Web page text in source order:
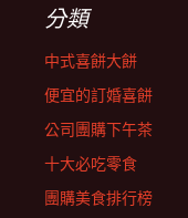
分類
中式喜餅大餅
便宜的訂婚喜餅
公司團購下午茶
十大必吃零食
團購美食排行榜